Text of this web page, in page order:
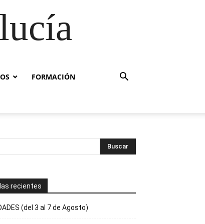
FORMACIÓN
recientes
(del 3 al 7 de Agosto)